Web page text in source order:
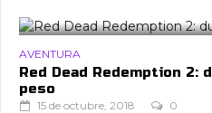
AVENTURA
Red Dead Redemption 2:
peso
15 de octubre, 2018 0